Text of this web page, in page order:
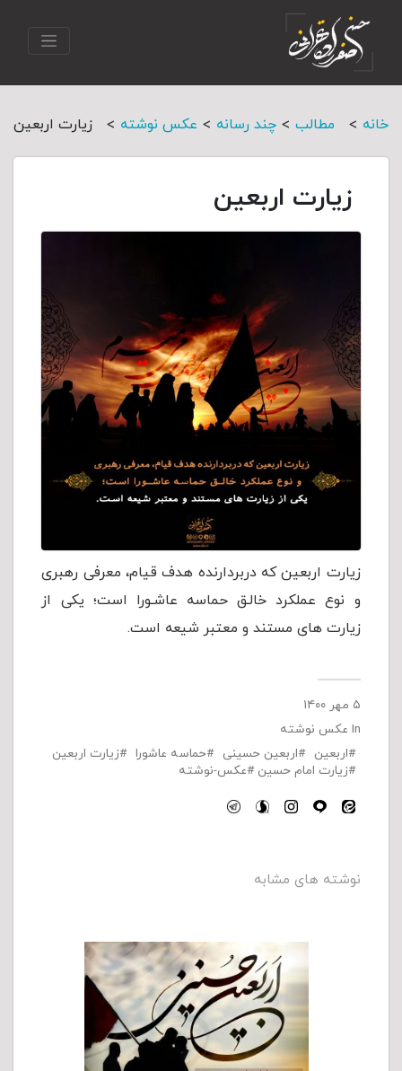
خانه > مطالب > چند رسانه > عکس نوشته > زیارت اربعین
زیارت اربعین
زیارت اربعین که دربردارنده هدف قیام، معرفی رهبری
و نوع عملکرد خالـق حماسه عاشـورا است؛ یکی از
زیارت های مستند و معتبر شیعه است.
۵ مهر ۱۴۰۰
In عکس نوشته
اربعین
اربعین حسینی حماسه عاشورا
زیارت اربعین
زیارت امام حسین
عکس-نوشته
نوشته های مشابه